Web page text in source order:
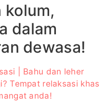
kolum,
dalam
dewasa!
| Bahu dan leher
Tempat relaksasi khas
anda!